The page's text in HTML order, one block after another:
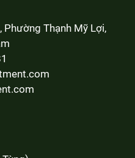
Phường Thạnh Mỹ Lợi,